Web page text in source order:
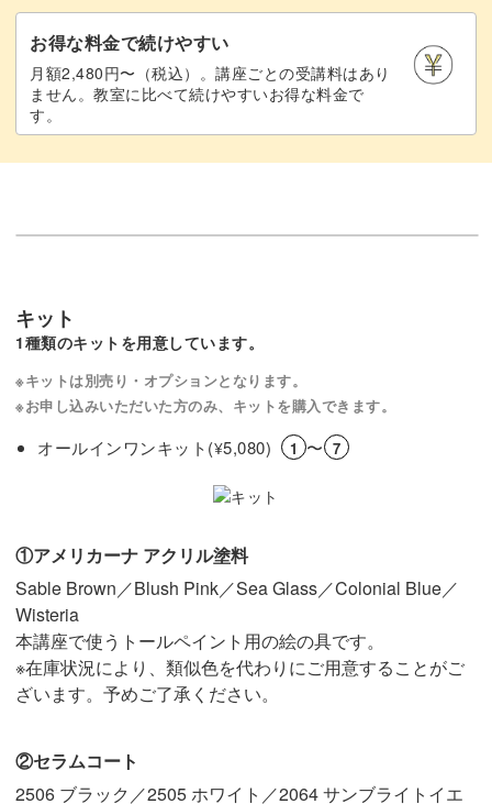
お得な料金で続けやすい
月額2,480円〜（税込）。講座ごとの受講料はあり
ません。教室に比べて続けやすいお得な料金で
す。
キット
1種類のキットを用意しています。
※キットは別売り・オプションとなります。
※お申し込みいただいた方のみ、キットを購入できます。
オールインワンキット(¥5,080) 1 〜 7
①アメリカーナ アクリル塗料
Sable Brown／Blush Pink／Sea Glass／Colonial Blue／
Wisteria
本講座で使うトールペイント用の絵の具です。
※在庫状況により、類似色を代わりにご用意することがご
ざいます。予めご了承ください。
②セラムコート
2506 ブラック／2505 ホワイト／2064 サンブライトイエ